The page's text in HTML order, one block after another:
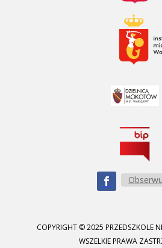
COPYRIGHT © 2025 PRZEDSZKOLE
WSZELKIE PRAWA